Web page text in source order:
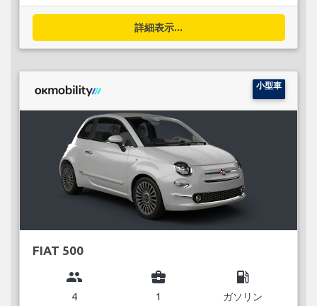
詳細表示...
小型車
FIAT 500
group
4
business_center
1
local_gas_station
ガソリン